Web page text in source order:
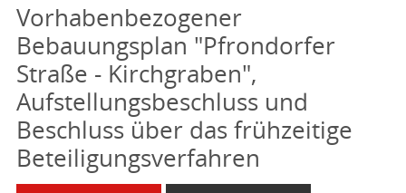
Vorhabenbezogener
Bebauungsplan "Pfrondorfer
Straße - Kirchgraben",
Aufstellungsbeschluss und
Beschluss über das frühzeitige
Beteiligungsverfahren